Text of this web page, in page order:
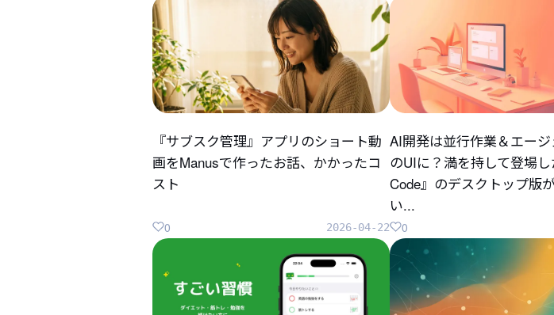
『サブスク管理』アプリのショート動
画をManusで作ったお話、かかったコ
スト
2026-04-22
0
AI開発は並行作業＆エー
のUIに？満を持して登場
Code』のデスクトップ版
い...
0